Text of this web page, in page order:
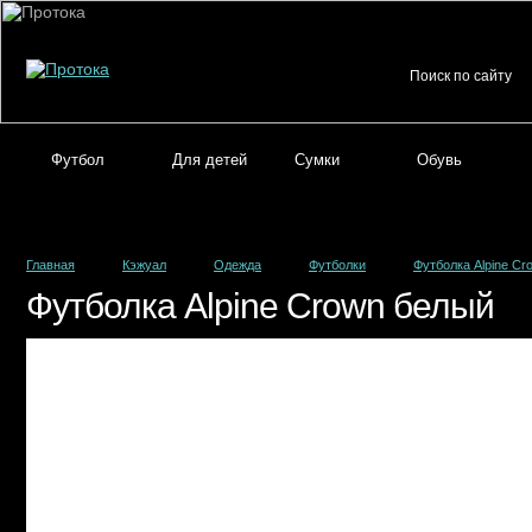
Футбол Для детей Сумки Обувь
Главная Кэжуал Одежда Футболки Футболка Alpine
Футболка Alpine Crown белый